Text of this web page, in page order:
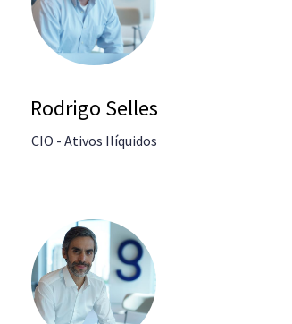
Rodrigo Selles
CIO - Ativos Ilíquidos